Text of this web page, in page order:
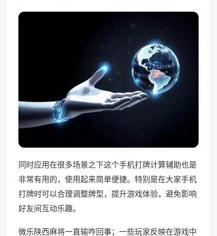
同时应用在很多场景之下这个手机打牌计算辅助也是
非常有用的，使用起来简单便捷。特别是在大家手机
打牌时可以合理调整牌型，提升游戏体验，避免影响
好友间互动乐趣。
微乐陕西麻将一直输咋回事；一些玩家反映在游戏中